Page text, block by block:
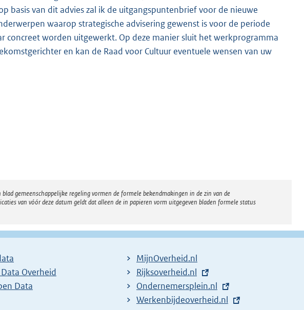
basis van dit advies zal ik de uitgangspuntenbrief voor de nieuwe
waarop strategische advisering gewenst is voor de periode
concreet worden uitgewerkt. Op deze manier sluit het werkprogramma
en kan de Raad voor Cultuur eventuele wensen van uw
gemeenschappelijke regeling vormen de formele bekendmakingen in de zin van de
van vóór deze datum geldt dat alleen de in papieren vorm uitgegeven bladen formele status
Overheid
Data
MijnOverheid.nl
E
x
t
Rijksoverheid.nl
E
x
Ondernemersplein.nl
E
Werkenbijdeoverheid.nl